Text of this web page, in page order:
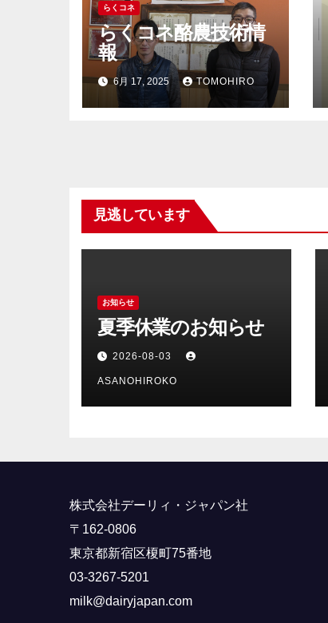
らくコネ
らくコネ酪農技術情
報
6月 17, 2025 TOMOHIRO
見逃しています
お知らせ
夏季休業のお知らせ
2026-08-03
ASANOHIROKO
株式会社デーリィ・ジャパン社
〒162-0806
東京都新宿区榎町75番地
03-3267-5201
milk@dairyjapan.com